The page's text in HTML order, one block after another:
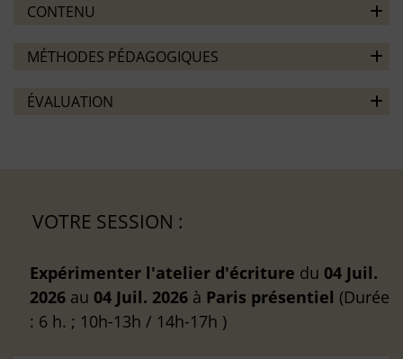
CONTENU
MÉTHODES PÉDAGOGIQUES
ÉVALUATION
VOTRE SESSION :
Expérimenter l'atelier d'écriture du 04 Juil.
2026 au 04 Juil. 2026 à Paris présentiel (Durée
: 6 h. ; 10h-13h / 14h-17h )